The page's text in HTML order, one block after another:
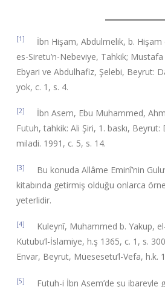
[1]
İbn Hişam, Abdulmelik, b. Hişam
es-Siretu’n-Nebeviye, Tahkik;
Ebyari ve Abdulhafiz, Şelebi, Beyrut:
yok, c. 1, s. 4.
[2]
İbn Asem, Ebu Muhammed,
Futuh, tahkik: Ali Şiri, 1. baskı, Beyrut:
miladi. 1991, c. 5, s. 14.
[3]
Bu konuda Allâme Eminî’nin
kitabında getirmiş olduğu onlarca
yeterlidir.
[4]
Kuleynî, Muhammed b. Yakup,
Kutubu’l-İslamiye, h.ş 1365, c. 1, s.
Envar, Beyrut, Müesesetu’l-Vefa, h.k.
[5]
Futuh-i İbn Asem’de şu ibareyle